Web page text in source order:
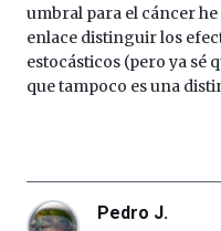
umbral para el cáncer
enlace distinguir los
estocásticos (pero ya sé
que tampoco es una
Pedro J.